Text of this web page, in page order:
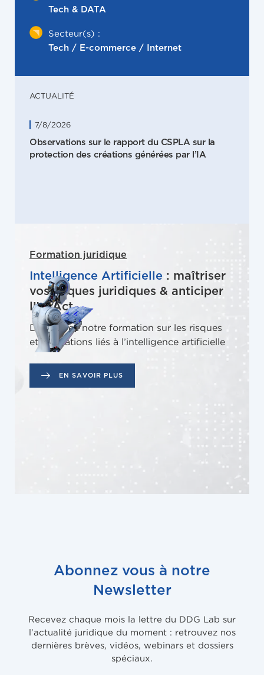
Tech & DATA
Secteur(s) :
Tech / E-commerce / Internet
ACTUALITÉ
7/8/2026
Observations sur le rapport du CSPLA sur la
protection des créations générées par l’IA
Formation juridique
Intelligence Artificielle : maîtriser
vos risques juridiques & anticiper
l’IA Act
Découvrez notre formation sur les risques
et obligations liés à l’intelligence artificielle
EN SAVOIR PLUS
Abonnez vous à notre
Newsletter
Recevez chaque mois la lettre du DDG Lab sur
l’actualité juridique du moment : retrouvez nos
dernières brèves, vidéos, webinars et dossiers
spéciaux.